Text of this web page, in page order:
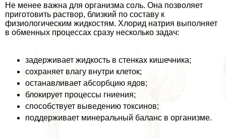
Не менее важна для организма соль. Она позволяет
приготовить раствор, близкий по составу к
физиологическим жидкостям. Хлорид натрия выполняет
в обменных процессах сразу несколько задач:
задерживает жидкость в стенках кишечника;
сохраняет влагу внутри клеток;
останавливает абсорбцию ядов;
блокирует процессы гниения;
способствует выведению токсинов;
поддерживает минеральный баланс в организме.